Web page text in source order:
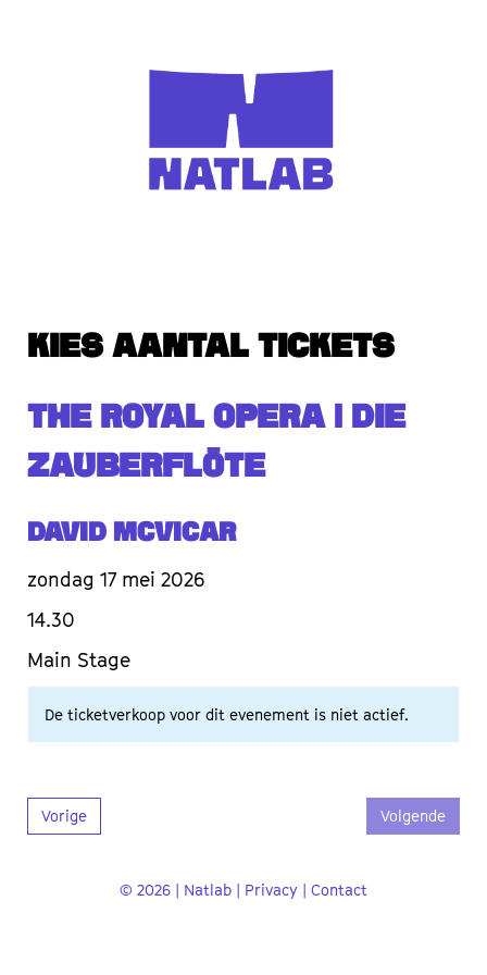
KIES AANTAL TICKETS
THE ROYAL OPERA | DIE
ZAUBERFLÖTE
David McVicar
zondag 17 mei 2026
14.30
Main Stage
De ticketverkoop voor dit evenement is niet actief.
Vorige Volgende
© 2026 | Natlab | Privacy | Contact